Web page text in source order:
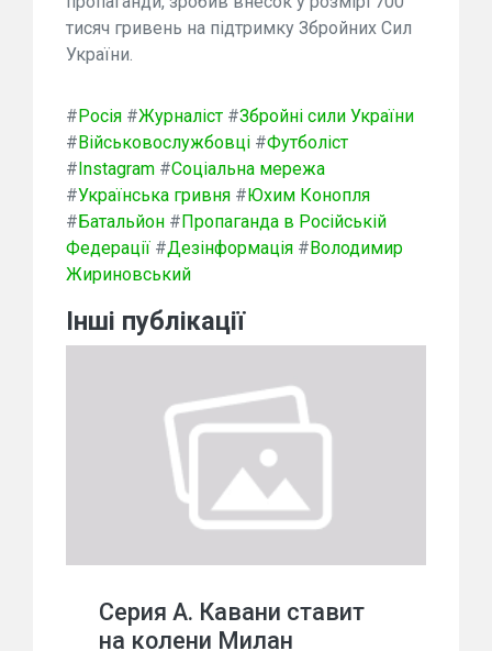
тисяч гривень на підтримку Збройних Сил
України.
#Росія #Журналіст #Збройні сили України
#Військовослужбовці #Футболіст
#Instagram #Соціальна мережа
#Українська гривня #Юхим Конопля
#Батальйон #Пропаганда в Російській
Федерації #Дезінформація #Володимир
Жириновський
Інші публікації
Серия А. Кавани ставит
на колени Милан